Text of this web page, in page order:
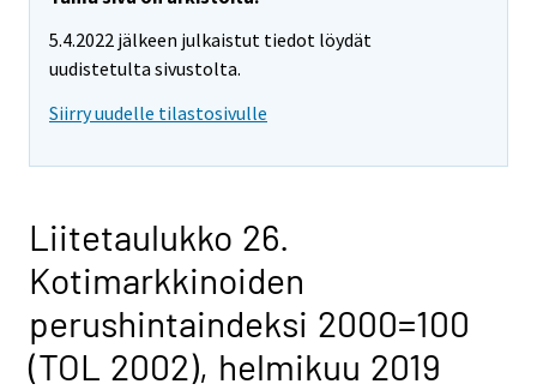
5.4.2022 jälkeen julkaistut tiedot löydät
uudistetulta sivustolta.
Siirry uudelle tilastosivulle
Liitetaulukko 26.
Kotimarkkinoiden
perushintaindeksi 2000=100
(TOL 2002), helmikuu 2019